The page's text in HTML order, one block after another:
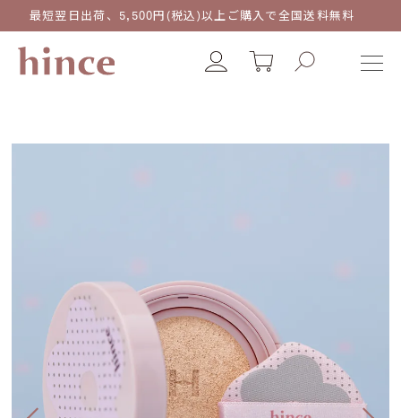
最短翌日出荷、5,500円(税込)以上ご購入で全国送料無料